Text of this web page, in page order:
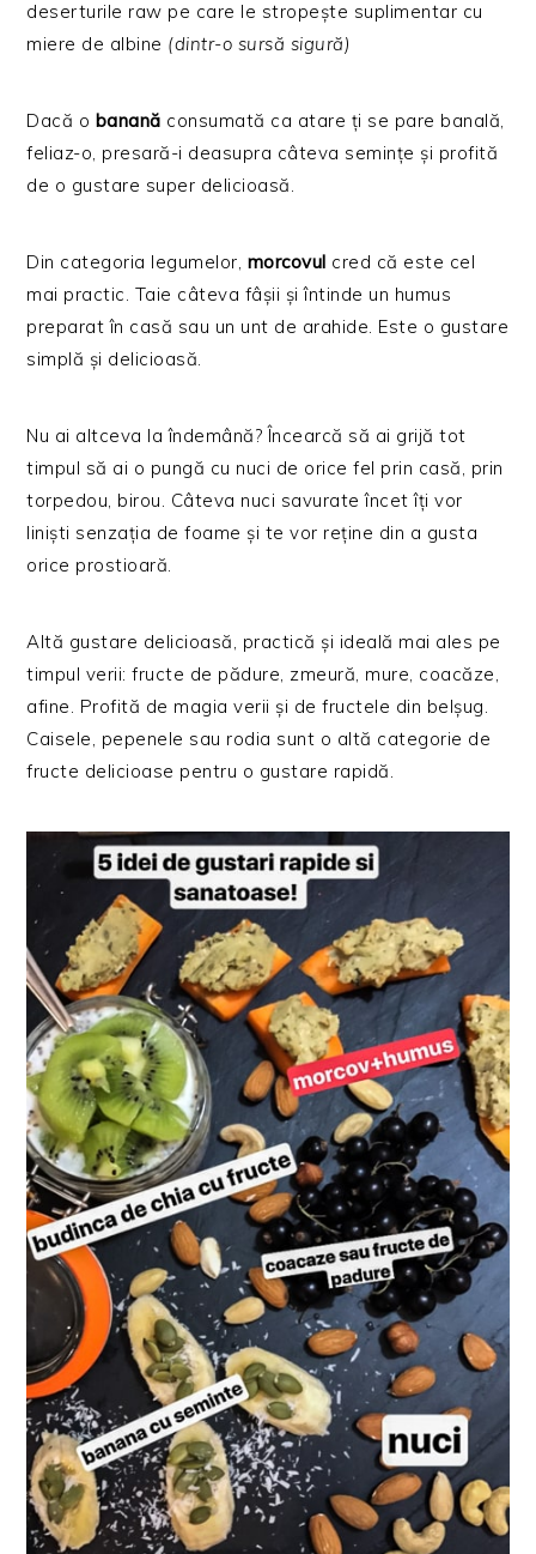
deserturile raw pe care le stropește suplimentar cu
miere de albine (dintr-o sursă sigură)
Dacă o banană consumată ca atare ți se pare banală,
feliaz-o, presară-i deasupra câteva semințe și profită
de o gustare super delicioasă.
Din categoria legumelor, morcovul cred că este cel
mai practic. Taie câteva fâșii și întinde un humus
preparat în casă sau un unt de arahide. Este o gustare
simplă și delicioasă.
Nu ai altceva la îndemână? Încearcă să ai grijă tot
timpul să ai o pungă cu nuci de orice fel prin casă, prin
torpedou, birou. Câteva nuci savurate încet îți vor
liniști senzația de foame și te vor reține din a gusta
orice prostioară.
Altă gustare delicioasă, practică și ideală mai ales pe
timpul verii: fructe de pădure, zmeură, mure, coacăze,
afine. Profită de magia verii și de fructele din belșug.
Caisele, pepenele sau rodia sunt o altă categorie de
fructe delicioase pentru o gustare rapidă.